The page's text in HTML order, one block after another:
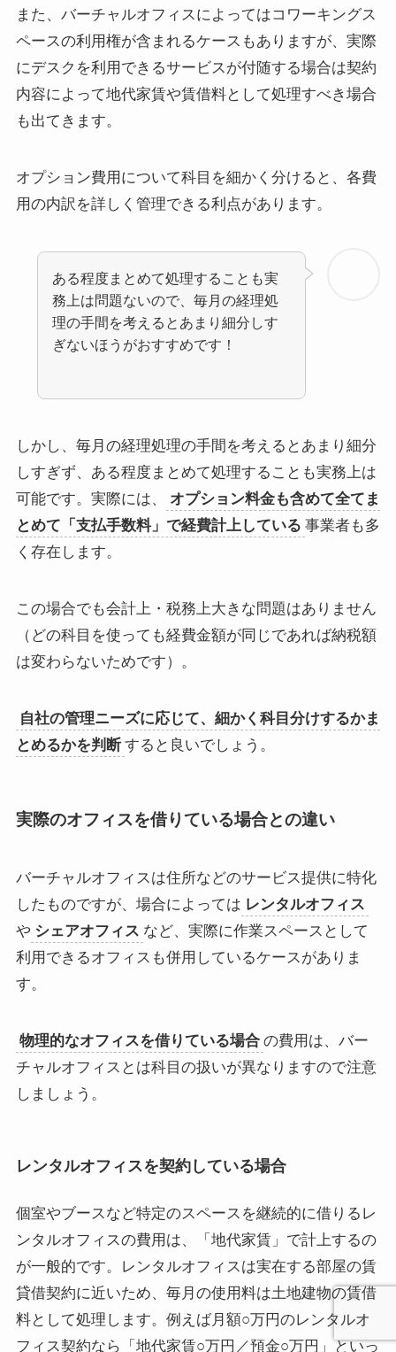
また、バーチャルオフィスによってはコワーキングス
ペースの利用権が含まれるケースもありますが、実際
にデスクを利用できるサービスが付随する場合は契約
内容によって地代家賃や賃借料として処理すべき場合
も出てきます。
オプション費用について科目を細かく分けると、各費
用の内訳を詳しく管理できる利点があります。
ある程度まとめて処理することも実
務上は問題ないので、毎月の経理処
理の手間を考えるとあまり細分しす
ぎないほうがおすすめです！
しかし、毎月の経理処理の手間を考えるとあまり細分
しすぎず、ある程度まとめて処理することも実務上は
可能です。実際には、
オプション料金も含めて全てま
とめて「支払手数料」で経費計上している 事業者も多
く存在します。
この場合でも会計上・税務上大きな問題はありません
（どの科目を使っても経費金額が同じであれば納税額
は変わらないためです）。
自社の管理ニーズに応じて、細かく科目分けするかま
とめるかを判断 すると良いでしょう。
実際のオフィスを借りている場合との違い
バーチャルオフィスは住所などのサービス提供に特化
したものですが、場合によっては レンタルオフィス
や シェアオフィス など、実際に作業スペースとして
利用できるオフィスも併用しているケースがありま
す。
物理的なオフィスを借りている場合 の費用は、バー
チャルオフィスとは科目の扱いが異なりますので注意
しましょう。
レンタルオフィスを契約している場合
個室やブースなど特定のスペースを継続的に借りるレ
ンタルオフィスの費用は、「地代家賃」で計上するの
が一般的です。レンタルオフィスは実在する部屋の賃
貸借契約に近いため、毎月の使用料は土地建物の賃借
料として処理します。例えば月額○万円のレンタルオ
フィス契約なら「地代家賃○万円／預金○万円」といっ